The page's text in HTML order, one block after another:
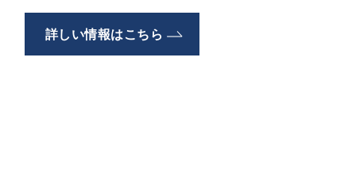
詳しい情報はこちら